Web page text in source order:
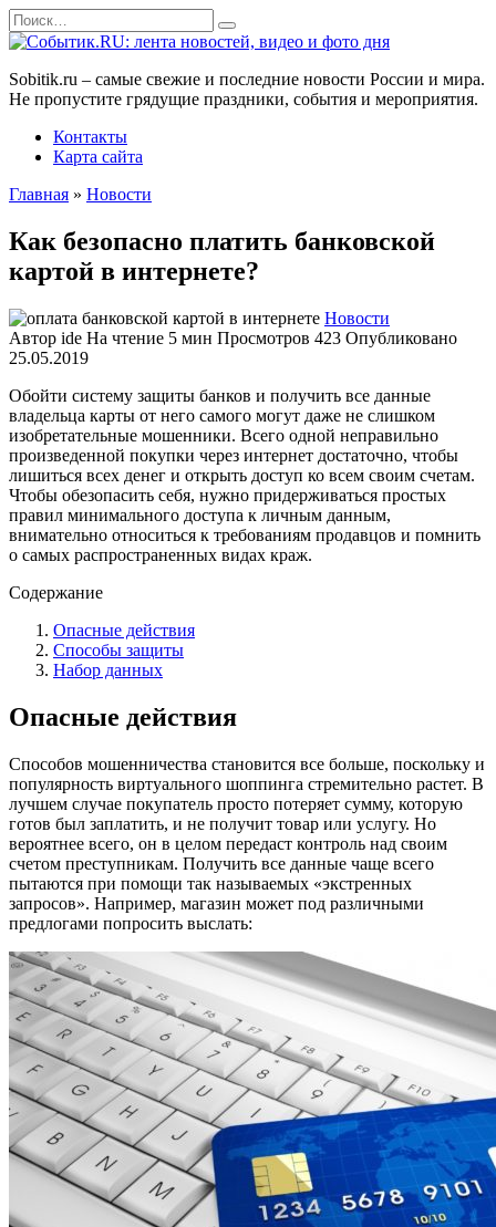
Перейти
к
Search
for:
Sobitik.ru – самые свежие и последние новости России и мира.
Не пропустите грядущие праздники, события и мероприятия.
Контакты
Карта сайта
Главная » Новости
Как безопасно платить банковской
картой в интернете?
Новости
Автор ide На чтение 5 мин Просмотров 423 Опубликовано
25.05.2019
Обойти систему защиты банков и получить все данные
владельца карты от него самого могут даже не слишком
изобретательные мошенники. Всего одной неправильно
произведенной покупки через интернет достаточно, чтобы
лишиться всех денег и открыть доступ ко всем своим счетам.
Чтобы обезопасить себя, нужно придерживаться простых
правил минимального доступа к личным данным,
внимательно относиться к требованиям продавцов и помнить
о самых распространенных видах краж.
Содержание
Опасные действия
Способы защиты
Набор данных
Опасные действия
Способов мошенничества становится все больше, поскольку и
популярность виртуального шоппинга стремительно растет. В
лучшем случае покупатель просто потеряет сумму, которую
готов был заплатить, и не получит товар или услугу. Но
вероятнее всего, он в целом передаст контроль над своим
счетом преступникам. Получить все данные чаще всего
пытаются при помощи так называемых «экстренных
запросов». Например, магазин может под различными
предлогами попросить выслать: